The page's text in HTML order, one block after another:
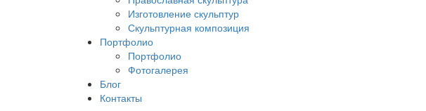
Изготовление скульптур
Скульптурная композиция
Портфолио
Портфолио
Фотогалерея
Блог
Контакты